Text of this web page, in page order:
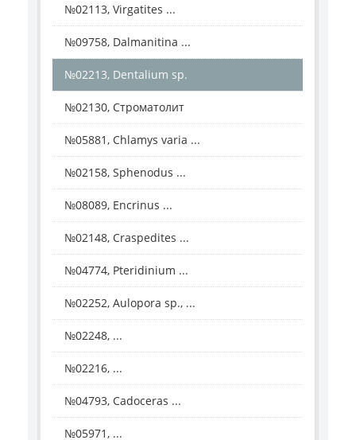
№02113, Virgatites ...
№09758, Dalmanitina ...
№02213, Dentalium sp.
№02130, Строматолит
№05881, Chlamys varia ...
№02158, Sphenodus ...
№08089, Encrinus ...
№02148, Craspedites ...
№04774, Pteridinium ...
№02252, Aulopora sp., ...
№02248, ...
№02216, ...
№04793, Cadoceras ...
№05971, ...